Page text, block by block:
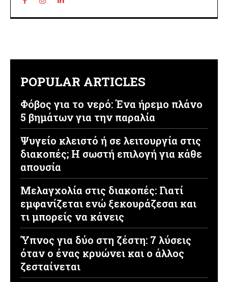
POPULAR ARTICLES
Φόβος για το νερό: Ένα ήρεμο πλάνο
5 βημάτων για την παραλία
Ψυγείο κλειστό ή σε λειτουργία στις
διακοπές; Η σωστή επιλογή για κάθε
απουσία
Μελαγχολία στις διακοπές: Γιατί
εμφανίζεται ενώ ξεκουράζεσαι και
τι μπορείς να κάνεις
Ύπνος για δύο στη ζέστη: 7 λύσεις
όταν ο ένας κρυώνει και ο άλλος
ζεσταίνεται